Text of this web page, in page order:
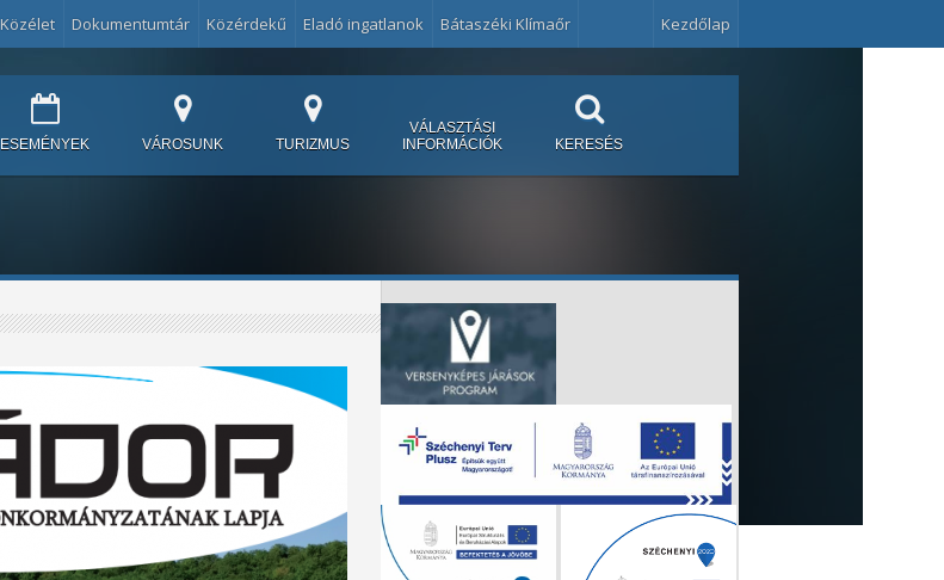
Kezdőlap
Közélet Dokumentumtár Közérdekű Eladó ingatlanok Bátaszéki Klímaőr
ESEMÉNYEK VÁROSUNK TURIZMUS
VÁLASZTÁSI
INFORMÁCIÓK
KERESÉS